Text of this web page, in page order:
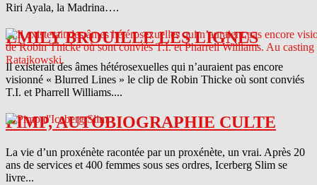
Riri Ayala, la Madrina….
EMILY BROUILLE LES LIGNES
Il existerait des âmes hétérosexuelles qui n’auraient pas encore
visionné « Blurred Lines » le clip de Robin Thicke où sont conviés
T.I. et Pharrell Williams....
PIMP, AUTOBIOGRAPHIE CULTE
La vie d’un proxénète racontée par un proxénète, un vrai. Après 20
ans de services et 400 femmes sous ses ordres, Icerberg Slim se
livre...